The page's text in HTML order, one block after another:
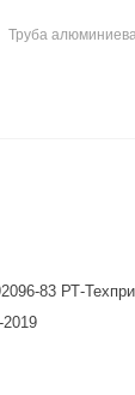
Труба
83 РТ-
2019